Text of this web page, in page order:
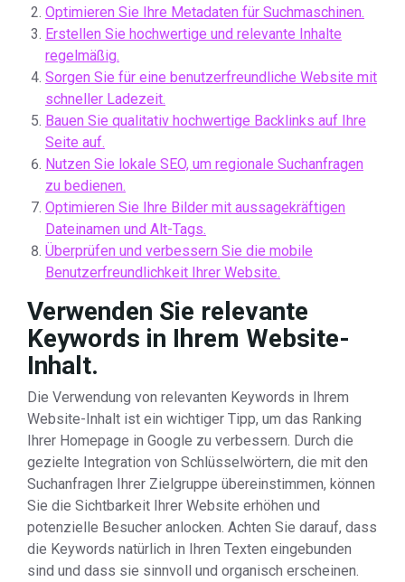
Optimieren Sie Ihre Metadaten für Suchmaschinen.
Erstellen Sie hochwertige und relevante Inhalte
regelmäßig.
Sorgen Sie für eine benutzerfreundliche Website mit
schneller Ladezeit.
Bauen Sie qualitativ hochwertige Backlinks auf Ihre
Seite auf.
Nutzen Sie lokale SEO, um regionale Suchanfragen
zu bedienen.
Optimieren Sie Ihre Bilder mit aussagekräftigen
Dateinamen und Alt-Tags.
Überprüfen und verbessern Sie die mobile
Benutzerfreundlichkeit Ihrer Website.
Verwenden Sie relevante
Keywords in Ihrem Website-
Inhalt.
Die Verwendung von relevanten Keywords in Ihrem
Website-Inhalt ist ein wichtiger Tipp, um das Ranking
Ihrer Homepage in Google zu verbessern. Durch die
gezielte Integration von Schlüsselwörtern, die mit den
Suchanfragen Ihrer Zielgruppe übereinstimmen, können
Sie die Sichtbarkeit Ihrer Website erhöhen und
potenzielle Besucher anlocken. Achten Sie darauf, dass
die Keywords natürlich in Ihren Texten eingebunden
sind und dass sie sinnvoll und organisch erscheinen.